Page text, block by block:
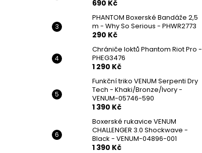
690 Kč
PHANTOM Boxerské Bandáže 2,5
m - Why So Serious - PHWR2773
290 Kč
Chrániče loktů Phantom Riot Pro -
PHEG3476
1 290 Kč
Funkční triko VENUM Serpenti Dry
Tech - Khaki/Bronze/Ivory -
VENUM-05746-590
1 390 Kč
Boxerské rukavice VENUM
CHALLENGER 3.0 Shockwave -
Black - VENUM-04896-001
1 390 Kč